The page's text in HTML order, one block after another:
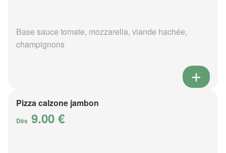
Base sauce tomate, mozzarella, viande hachée,
champignons
Pizza calzone jambon
Dès 9.00 €